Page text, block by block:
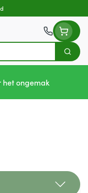
Zoek
het ongemak